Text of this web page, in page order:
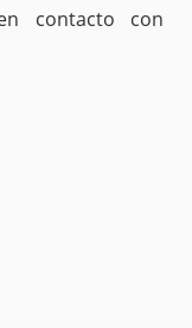
contacto con